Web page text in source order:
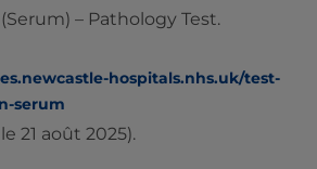
– Pathology Test.
hospitals.nhs.uk/test-
serum
21 août 2025).